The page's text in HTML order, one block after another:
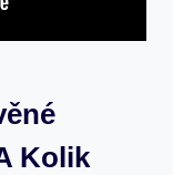
Kolik